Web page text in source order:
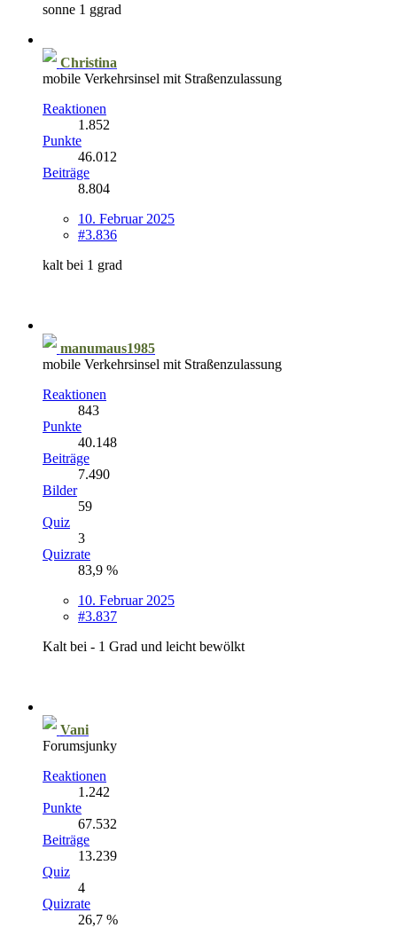
sonne 1 ggrad
Christina
mobile Verkehrsinsel mit Straßenzulassung
Reaktionen
1.852
Punkte
46.012
Beiträge
8.804
10. Februar 2025
#3.836
kalt bei 1 grad
manumaus1985
mobile Verkehrsinsel mit Straßenzulassung
Reaktionen
843
Punkte
40.148
Beiträge
7.490
Bilder
59
Quiz
3
Quizrate
83,9 %
10. Februar 2025
#3.837
Kalt bei - 1 Grad und leicht bewölkt
Vani
Forumsjunky
Reaktionen
1.242
Punkte
67.532
Beiträge
13.239
Quiz
4
Quizrate
26,7 %